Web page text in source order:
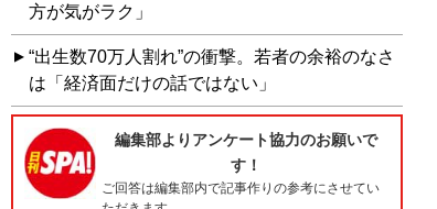
方が気がラク」
“出生数70万人割れ”の衝撃。若者の余裕のなさ
は「経済面だけの話ではない」